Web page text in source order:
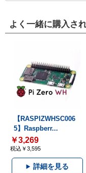
よく一緒に購入さ
【RASPIZWHSC006
5】Raspberr...
￥3,269
税込￥3,595
詳細を見る